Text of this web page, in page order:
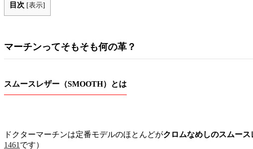
目次 [表示]
マーチンってそもそも何の革？
スムースレザー（SMOOTH）とは
ドクターマーチンは定番モデルのほとんどがクロムなめしのスムース
1461 です）